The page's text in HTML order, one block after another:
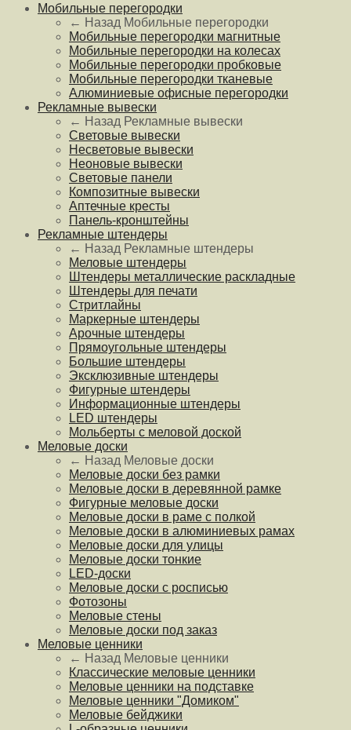
Мобильные перегородки
← Назад Мобильные перегородки
Мобильные перегородки магнитные
Мобильные перегородки на колесах
Мобильные перегородки пробковые
Мобильные перегородки тканевые
Алюминиевые офисные перегородки
Рекламные вывески
← Назад Рекламные вывески
Световые вывески
Несветовые вывески
Неоновые вывески
Световые панели
Композитные вывески
Аптечные кресты
Панель-кронштейны
Рекламные штендеры
← Назад Рекламные штендеры
Меловые штендеры
Штендеры металлические раскладные
Штендеры для печати
Стритлайны
Маркерные штендеры
Арочные штендеры
Прямоугольные штендеры
Большие штендеры
Эксклюзивные штендеры
Фигурные штендеры
Информационные штендеры
LED штендеры
Мольберты с меловой доской
Меловые доски
← Назад Меловые доски
Меловые доски без рамки
Меловые доски в деревянной рамке
Фигурные меловые доски
Меловые доски в раме с полкой
Меловые доски в алюминиевых рамах
Меловые доски для улицы
Меловые доски тонкие
LED-доски
Меловые доски с росписью
Фотозоны
Меловые стены
Меловые доски под заказ
Меловые ценники
← Назад Меловые ценники
Классические меловые ценники
Меловые ценники на подставке
Меловые ценники "Домиком"
Меловые бейджики